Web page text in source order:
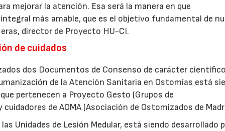
mejorar la atención. Esa será la manera en que
más amable, que es el objetivo fundamental de
director de Proyecto HU-CI.
de cuidados
dos Documentos de Consenso de carácter
de la Atención Sanitaria en Ostomías está
pertenecen a Proyecto Gesto (Grupos de
de AOMA (Asociación de Ostomizados de
Unidades de Lesión Medular, está siendo desarrollado
07/07/2026